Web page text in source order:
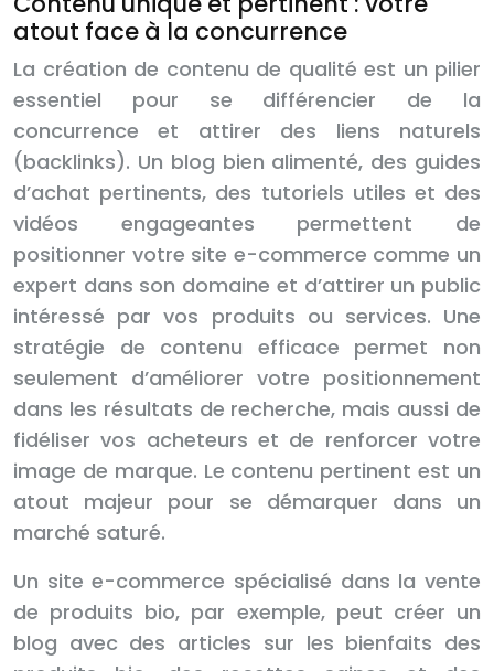
atout face à la concurrence
La création de contenu de qualité est un pilier
essentiel pour se différencier de la
concurrence et attirer des liens naturels
(backlinks). Un blog bien alimenté, des guides
d’achat pertinents, des tutoriels utiles et des
vidéos engageantes permettent de
positionner votre site e-commerce comme un
expert dans son domaine et d’attirer un public
intéressé par vos produits ou services. Une
stratégie de contenu efficace permet non
seulement d’améliorer votre positionnement
dans les résultats de recherche, mais aussi de
fidéliser vos acheteurs et de renforcer votre
image de marque. Le contenu pertinent est un
atout majeur pour se démarquer dans un
marché saturé.
Un site e-commerce spécialisé dans la vente
de produits bio, par exemple, peut créer un
blog avec des articles sur les bienfaits des